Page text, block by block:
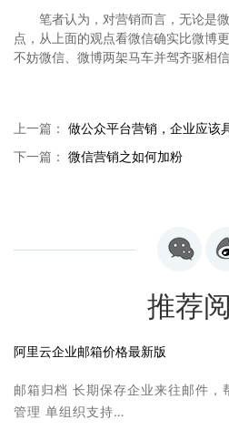
笔者认为，对营销而言，无论是微
点，从上面的观点看微信确实比微博
不妨微信、微博两架马车并驾齐驱相信
上一篇： 做公众平台营销，企业应该
下一篇： 微信营销之如何加粉
推荐
阿里云企业邮箱价格最新版
邮箱归档 长期保存企业来往邮件，
管理 单组织支持…